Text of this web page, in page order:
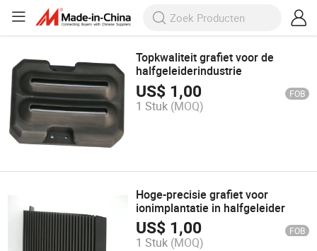
Topkwaliteit grafiet voor de
halfgeleiderindustrie
US$ 1,00 FOB
1 Stuk (MOQ)
Hoge-precisie grafiet voor
ionimplantatie in halfgeleider
US$ 1,00 FOB
1 Stuk (MOQ)